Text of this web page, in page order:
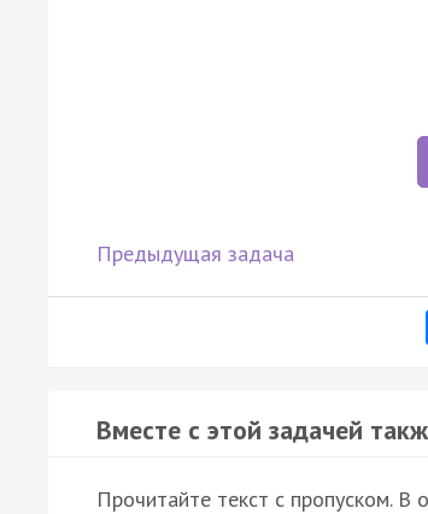
Предыдущая задача
Вместе с этой задачей
Прочитайте текст с пропуском.